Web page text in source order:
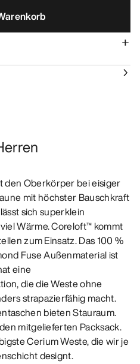
den Oberkörper bei eisiger
mit höchster Bauschkraft
sich superklein
Wärme. Coreloft™ kommt
zum Einsatz. Das 100 %
Fuse Außenmaterial ist
eine
die die Weste ohne
strapazierfähig macht.
bieten Stauraum.
mitgelieferten Packsack.
Cerium Weste, die wir je
designt.